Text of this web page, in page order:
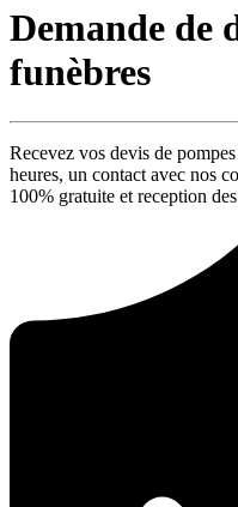
Demande de
funèbres
Recevez vos devis de
heures, un contact avec nos
100% gratuite et reception